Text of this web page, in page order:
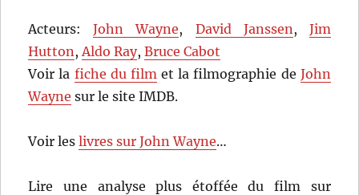
Acteurs:John Wayne, David Janssen , Jim
Hutton , Aldo Ray,Bruce Cabot
Voir la fiche du film et la filmographie de John
Wayne sur le site IMDB.
Voir leslivres sur John Wayne…
Lire une analyse plus étoffée du film sur